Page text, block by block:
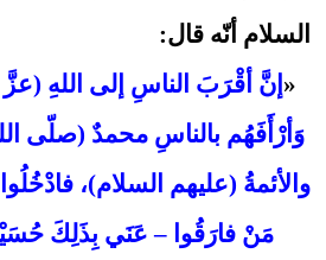
السلام أنّه قال:
« إنَّ أقْرَبَ الناسِ إلى اللهِ
وَأرْأَفَهُم بالناسِ محمدٌ (صلّى
والأئمةُ (عليهم السلام)،
مَنْ فارَقُوا – عَنَي بِذَلِكَ